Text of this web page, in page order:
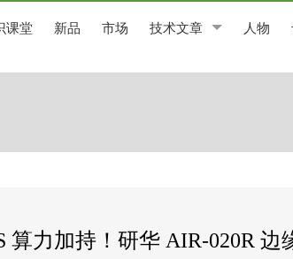
课堂 新品 市场 技术文章 人物
算力加持！研华 AIR-020R